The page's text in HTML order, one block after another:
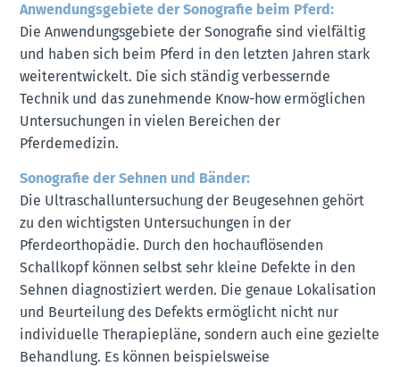
Anwendungsgebiete der Sonografie beim Pferd:
Die Anwendungsgebiete der Sonografie sind vielfältig
und haben sich beim Pferd in den letzten Jahren stark
weiterentwickelt. Die sich ständig verbessernde
Technik und das zunehmende Know-how ermöglichen
Untersuchungen in vielen Bereichen der
Pferdemedizin.
Sonografie der Sehnen und Bänder:
Die Ultraschalluntersuchung der Beugesehnen gehört
zu den wichtigsten Untersuchungen in der
Pferdeorthopädie. Durch den hochauflösenden
Schallkopf können selbst sehr kleine Defekte in den
Sehnen diagnostiziert werden. Die genaue Lokalisation
und Beurteilung des Defekts ermöglicht nicht nur
individuelle Therapiepläne, sondern auch eine gezielte
Behandlung. Es können beispielsweise